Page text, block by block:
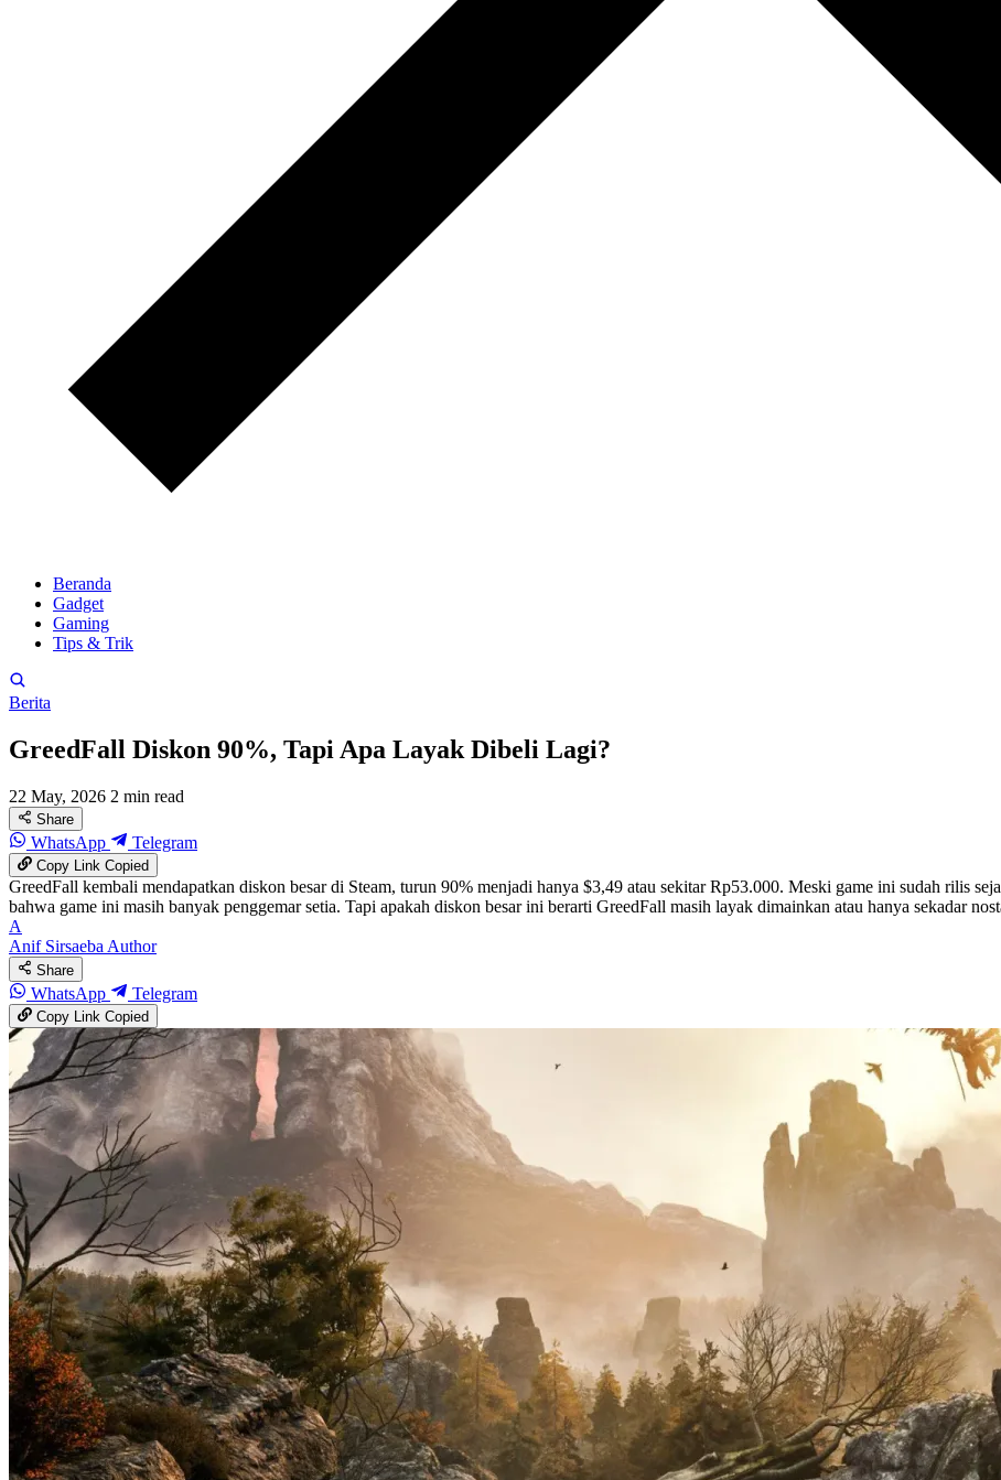
Beranda
Gadget
Gaming
Tips & Trik
Berita
GreedFall Diskon 90%, Tapi Apa Layak Dibeli Lagi?
22 May, 2026 2 min read
Share
WhatsApp Telegram
Copy LinkCopied
GreedFall kembali mendapatkan diskon besar di Steam, turun 90% menjadi hanya $3,49 atau sekitar Rp53.000. Meski game ini sudah rilis
bahwa game ini masih banyak penggemar setia. Tapi apakah diskon besar ini berarti GreedFall masih layak dimainkan atau hanya sekadar
A
Anif SirsaebaAuthor
Share
WhatsApp Telegram
Copy LinkCopied